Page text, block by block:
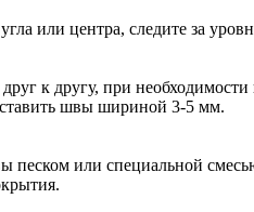
или центра, следите за
к другу, при
швы шириной 3-5 мм.
песком или специальной